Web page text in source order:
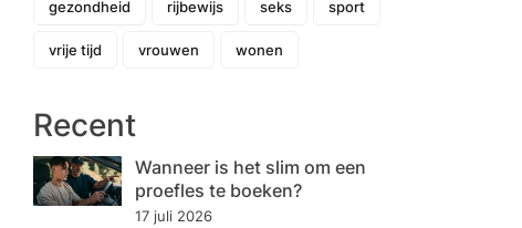
gezondheid rijbewijs seks sport
vrije tijd vrouwen wonen
Recent
Wanneer is het slim om een
proefles te boeken?
17 juli 2026